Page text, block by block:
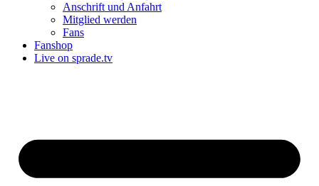
Anschrift und Anfahrt
Mitglied werden
Fans
Fanshop
Live on sprade.tv